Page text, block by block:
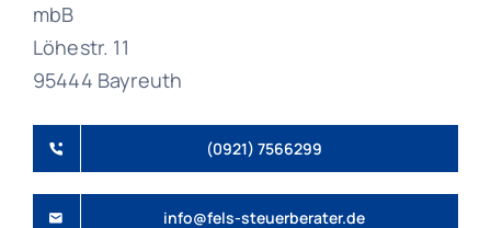
mbB
Löhestr. 11
95444 Bayreuth
(0921) 7566299
info@fels-steuerberater.de